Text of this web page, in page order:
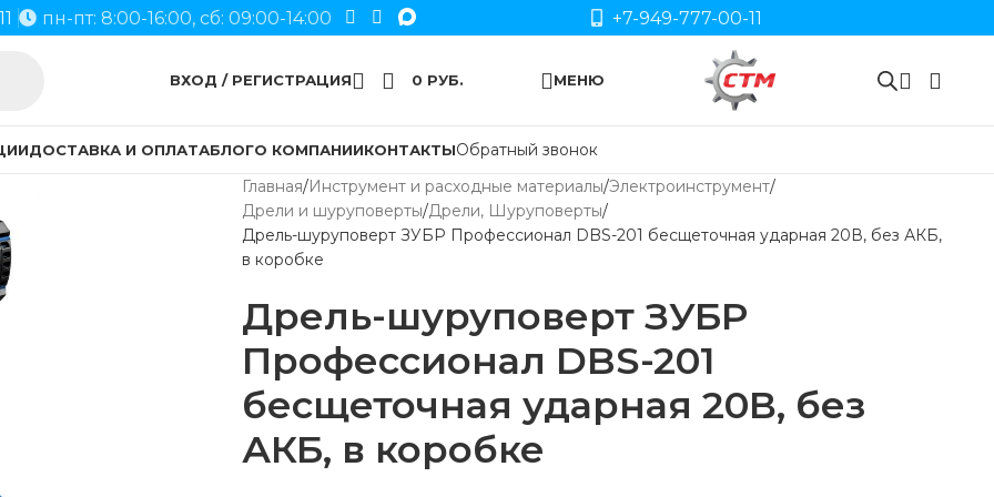
пн-пт: 8:00-16:00, сб: 09:00-14:00 +7-949-777-00-11
ВХОД / РЕГИСТРАЦИЯ 0 РУБ. МЕНЮ
ДОСТАВКА И ОПЛАТАБЛОГО КОМПАНИИКОНТАКТЫОбратный звонок
Главная Инструмент и расходные материалы Электроинструмент
Дрели и шуруповерты Дрели, Шуруповерты
Дрель-шуруповерт ЗУБР Профессионал DBS-201 бесщеточная ударная 20В, без АКБ,
в коробке
Дрель-шуруповерт ЗУБР
Профессионал DBS-201
бесщеточная ударная 20В, без
АКБ, в коробке